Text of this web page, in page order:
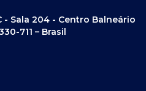
- Sala 204 - Centro Balneário
711 – Brasil